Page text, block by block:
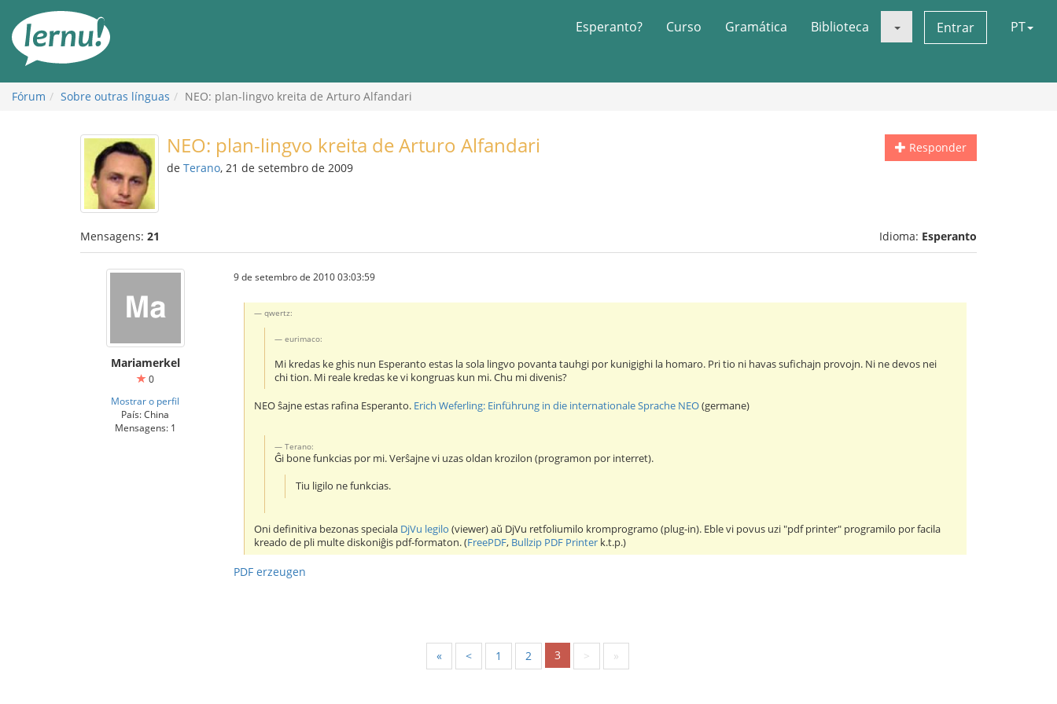
conteúdo
Esperanto? Curso Gramática Biblioteca Entrar PT
Fórum Sobre outras línguas NEO: plan-lingvo kreita de Arturo Alfandari
Responder
NEO: plan-lingvo kreita de Arturo Alfandari
de Terano, 21 de setembro de 2009
Mensagens: 21 Idioma: Esperanto
Mariamerkel
0
Mostrar o perfil
País: China
Mensagens: 1
9 de setembro de 2010 03:03:59
qwertz:
eurimaco:
Mi kredas ke ghis nun Esperanto estas la sola lingvo povanta tauhgi por kunigighi la homaro. Pri tio ni havas sufichajn provojn. Ni ne devos nei
chi tion. Mi reale kredas ke vi kongruas kun mi. Chu mi divenis?
NEO ŝajne estas rafina Esperanto. Erich Weferling: Einführung in die internationale Sprache NEO(germane)
Terano:
Ĝi bone funkcias por mi. Verŝajne vi uzas oldan krozilon (programon por interret).
Tiu ligilo ne funkcias.
Oni definitiva bezonas speciala DjVu legilo (viewer) aŭ DjVu retfoliumilo kromprogramo (plug-in). Eble vi povus uzi "pdf printer" programilo por facila
kreado de pli multe diskoniĝis pdf-formaton. (FreePDF, Bullzip PDF Printer k.t.p.)
PDF erzeugen
« < 1 2 3 > »